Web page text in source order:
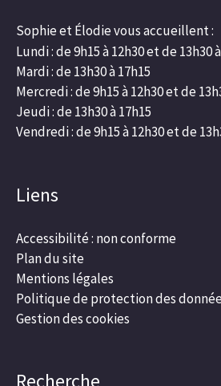
Sophie et Élodie vous accueillent :
Lundi : de 9h15 à 12h30 et de 13h30
Mardi : de 13h30 à 17h15
Mercredi : de 9h15 à 12h30 et de
Jeudi : de 13h30 à 17h15
Vendredi : de 9h15 à 12h30 et de
Liens
Accessibilité : non conforme
Plan du site
Mentions légales
Politique de protection des
Gestion des cookies